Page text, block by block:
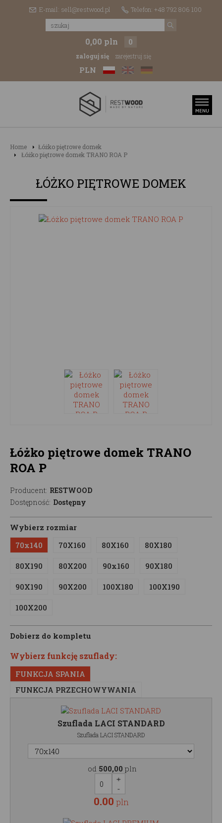
E-mail: sell@restwood.pl Telefon: +48 792 806 100
0,00 pln 0
zaloguj się zarejestruj się
PLN
Home
Łóżko piętrowe domek
Łóżko piętrowe domek TRANO ROA P
ŁÓŻKO PIĘTROWE DOMEK
Łóżko piętrowe domek TRANO
ROA P
Producent: RESTWOOD
Dostępność: Dostępny
Wybierz rozmiar
70x140
70X160 80X160 80X180
80X190 80X200 90x160 90X180
90X190 90X200 100X180 100X190
100X200
Dobierz do kompletu
Wybierz funkcję szuflady:
FUNKCJA SPANIA
FUNKCJA PRZECHOWYWANIA
Szuflada LACI STANDARD
Szuflada LACI STANDARD
od 500,00 pln
0.00 pln